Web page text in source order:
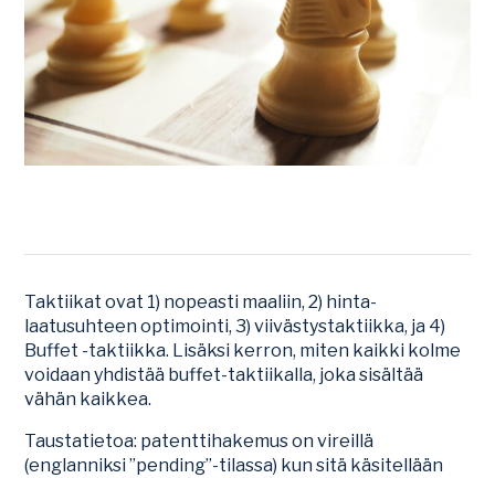
Taktiikat ovat 1) nopeasti maaliin, 2) hinta-
laatusuhteen optimointi, 3) viivästystaktiikka, ja 4)
Buffet -taktiikka. Lisäksi kerron, miten kaikki kolme
voidaan yhdistää buffet-taktiikalla, joka sisältää
vähän kaikkea.
Taustatietoa: patenttihakemus on vireillä
(englanniksi ”pending”-tilassa) kun sitä käsitellään